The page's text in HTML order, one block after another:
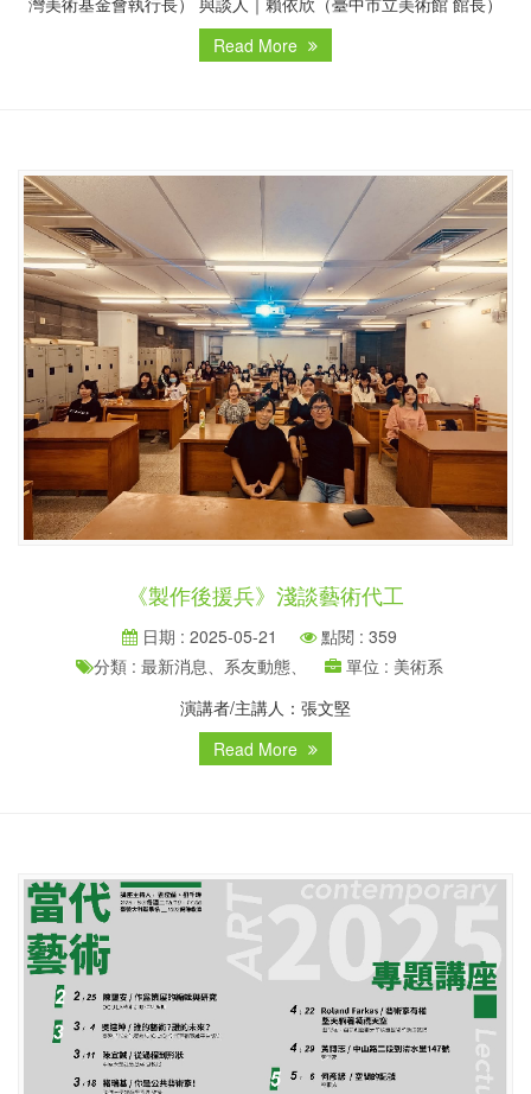
Read More
《製作後援兵》淺談藝術代工
日期 : 2025-05-21
點閱 : 359
分類 : 最新消息、系友動態、
單位 : 美術系
演講者/主講人：張文堅
Read More